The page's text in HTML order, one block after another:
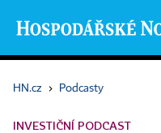
HN.cz › Podcasty
INVESTIČNÍ PODCAST